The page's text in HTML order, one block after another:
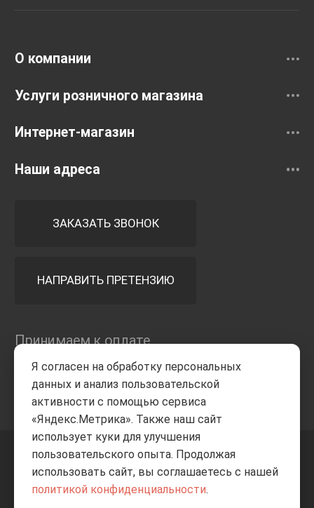
О компании
Услуги розничного магазина
Интернет-магазин
Наши адреса
ЗАКАЗАТЬ ЗВОНОК
НАПРАВИТЬ ПРЕТЕНЗИЮ
Принимаем к оплате
+7 8332205-805 ВВЕРХ
Я согласен на обработку персональных
данных и анализ пользовательской
активности с помощью сервиса
«Яндекс.Метрика». Также наш сайт
использует куки для улучшения
пользовательского опыта. Продолжая
использовать сайт, вы соглашаетесь с нашей
политикой конфиденциальности.